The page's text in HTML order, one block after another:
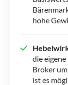
hohe
die
Broker
ist es